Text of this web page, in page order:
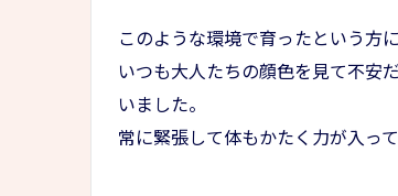
このような環境で育ったという方
いつも大人たちの顔色を見て不安
いました。
常に緊張して体もかたく力が入っ